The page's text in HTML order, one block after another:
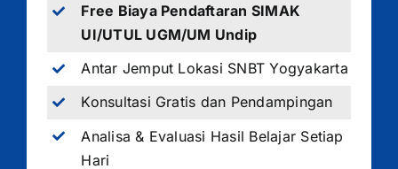
Free Biaya Pendaftaran SIMAK
UI/UTUL UGM/UM Undip
Antar Jemput Lokasi SNBT Yogyakarta
Konsultasi Gratis dan Pendampingan
Analisa & Evaluasi Hasil Belajar Setiap
Hari